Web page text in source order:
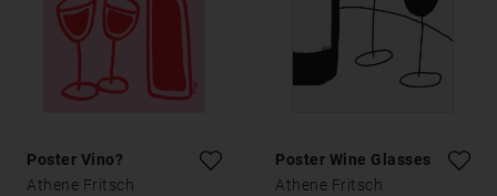
Poster Vino?
Athene Fritsch
Poster Wine Glasses
Athene Fritsch